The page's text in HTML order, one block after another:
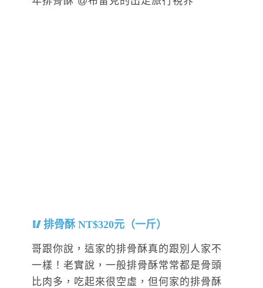
排骨酥 NT$320元（一斤）
哥跟你說，這家的排骨酥真的跟別人家不
一樣！老實說，一般排骨酥常常都是骨頭
比肉多，吃起來很空虛，但何家的排骨酥